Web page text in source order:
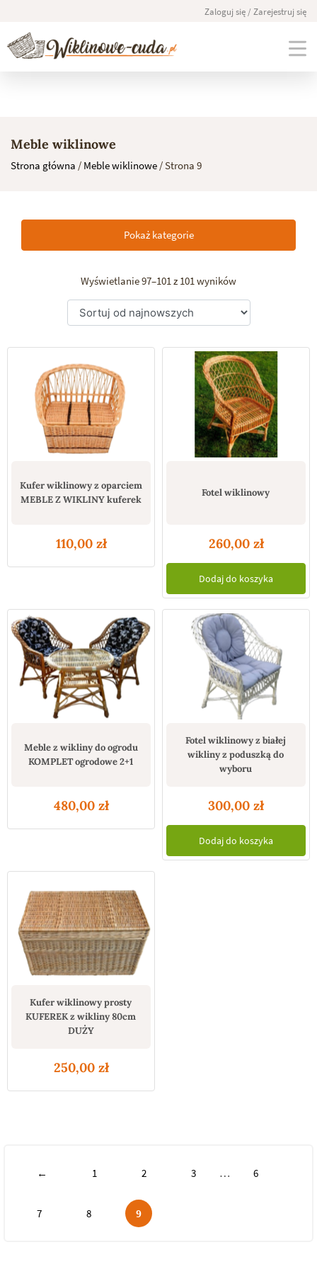
content
Zaloguj się / Zarejestruj się
Meble wiklinowe
Strona główna / Meble wiklinowe / Strona 9
Pokaż kategorie
Wyświetlanie 97–101 z 101 wyników
Kufer wiklinowy z oparciem
MEBLE Z WIKLINY kuferek
110,00 zł
Fotel wiklinowy
260,00 zł
Dodaj do koszyka
Meble z wikliny do ogrodu
KOMPLET ogrodowe 2+1
480,00 zł
Fotel wiklinowy z białej
wikliny z poduszką do
wyboru
300,00 zł
Dodaj do koszyka
Kufer wiklinowy prosty
KUFEREK z wikliny 80cm
DUŻY
250,00 zł
← 1 2 3 … 6
7 8 9